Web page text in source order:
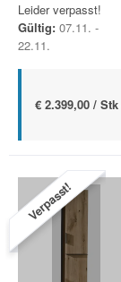
Leider verpasst!
Gültig: 07.11. -
22.11.
€ 2.399,00 / Stk
Verpasst!